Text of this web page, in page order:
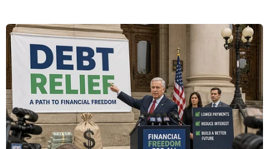
Đội trống địa phương là những nông dân thuộc giáo phận Bùi
Chu. (Ảnh: Xuân Mai/Vietnam+)